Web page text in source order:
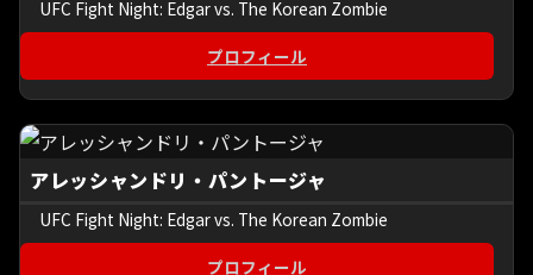
UFC Fight Night: Edgar vs. The Korean Zombie
プロフィール
アレッシャンドリ・パントージャ
UFC Fight Night: Edgar vs. The Korean Zombie
プロフィール